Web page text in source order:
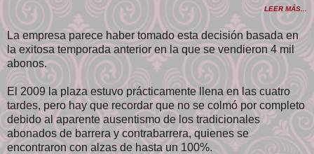
LEER MÁS...
La empresa parece haber tomado esta decisión basada en
la exitosa temporada anterior en la que se vendieron 4 mil
abonos.
El 2009 la plaza estuvo prácticamente llena en las cuatro
tardes, pero hay que recordar que no se colmó por completo
debido al aparente ausentismo de los tradicionales
abonados de barrera y contrabarrera, quienes se
encontraron con alzas de hasta un 100%.